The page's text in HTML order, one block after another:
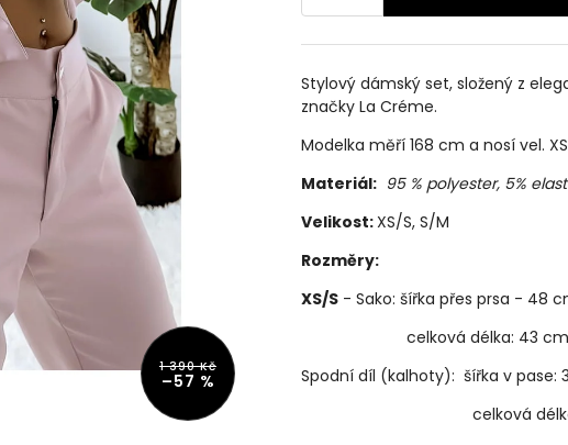
1 390 Kč
–57 %
Stylový dámský set, složený z
značky La Créme.
Modelka měří 168 cm a nosí vel.
Materiál: 95 % polyester, 5%
Velikost:XS/S, S/M
Rozměry:
XS/S - Sako: šířka přes prsa - 48
celková délka: 43 cm
Spodní díl (kalhoty): šířka v pase:
celková délka: